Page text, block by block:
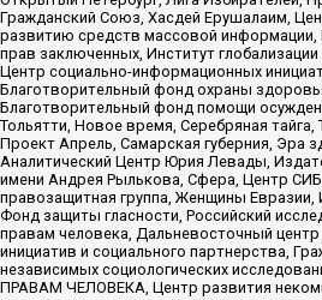
Гражданский Союз, Хасдей Ерушалаим,
развитию средств массовой информации,
прав заключенных, Институт
Центр социально-информационных
Благотворительный фонд охраны
Благотворительный фонд помощи
Тольятти, Новое время, Серебряная тайга,
Проект Апрель, Самарская губерния, Эра
Аналитический Центр Юрия Левады,
имени Андрея Рылькова, Сфера, Центр
правозащитная группа, Женщины Евразии,
Фонд защиты гласности, Российский
правам человека, Дальневосточный центр
инициатив и социального партнерства,
независимых социологических
ПРАВАМ ЧЕЛОВЕКА, Центр развития